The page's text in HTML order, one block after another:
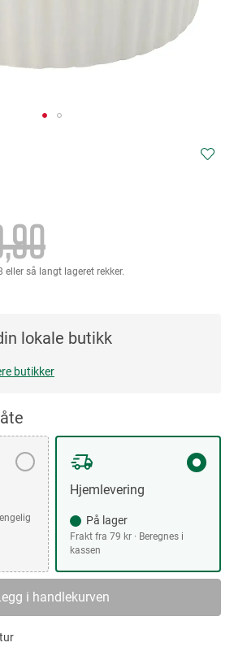
så langt lageret rekker.
lokale butikk
butikker
Hjemlevering
På lager
Frakt fra 79 kr · Beregnes i
kassen
i handlekurven